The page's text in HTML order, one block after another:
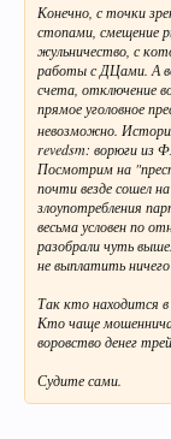
Конечно, с точки
стопами, смещение
жульничество, с
работы с ДЦами. А
счета, отключение
прямое уголовное
невозможно.
revedsm: ворюги из
Посмотрим на
почти везде сошел
злоупотребления
весьма условен по
разобрали чуть
не выплатить
Так кто находится
Кто чаще
воровство денег
Судите сами.